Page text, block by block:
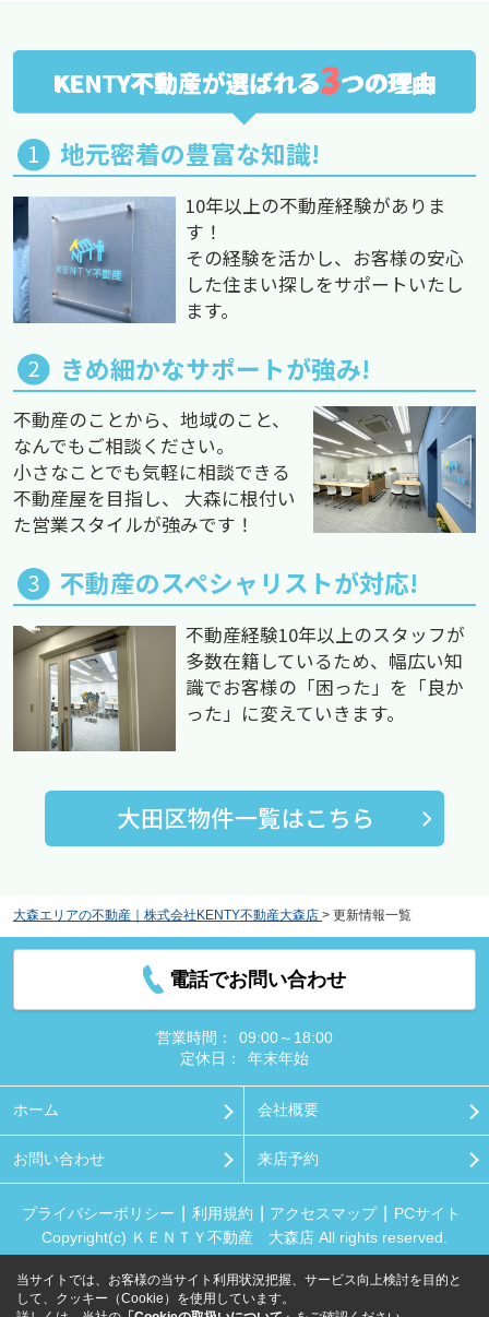
KENTY不動産が選ばれる3つの理由
地元密着の豊富な知識!
10年以上の不動産経験がありま
す！
その経験を活かし、お客様の安心
した住まい探しをサポートいたし
ます。
きめ細かなサポートが強み!
不動産のことから、地域のこと、
なんでもご相談ください。
小さなことでも気軽に相談できる
不動産屋を目指し、 大森に根付い
た営業スタイルが強みです！
不動産のスペシャリストが対応!
不動産経験10年以上のスタッフが
多数在籍しているため、幅広い知
識でお客様の「困った」を「良か
った」に変えていきます。
大森エリアの不動産｜株式会社KENTY不動産大森店 > 更新情報一覧
電話でお問い合わせ
営業時間：
09:00～18:00
定休日：
年末年始
ホーム 会社概要
お問い合わせ 来店予約
プライバシーポリシー 利用規約 アクセスマップ
PCサイト
Copyright(c) ＫＥＮＴＹ不動産 大森店 All rights reserved.
当サイトでは、お客様の当サイト利用状況把握、サービス向上検討を目的と
して、クッキー（Cookie）を使用しています。